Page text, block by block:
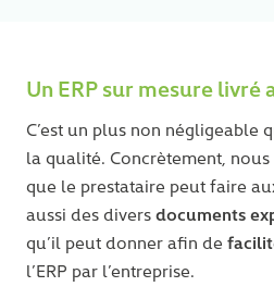
Un ERP sur mesure livré
C’est un plus non négligeable
la qualité. Concrètement,
que le prestataire peut faire
aussi des divers documents
qu’il peut donner afin de
l’ERP par l’entreprise.